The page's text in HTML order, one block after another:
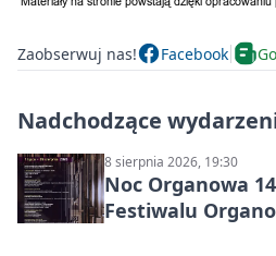
Zaobserwuj nas! Facebook
Nadchodzące
8 sierpnia 2026, 19:30
Noc Organowa
Festiwalu